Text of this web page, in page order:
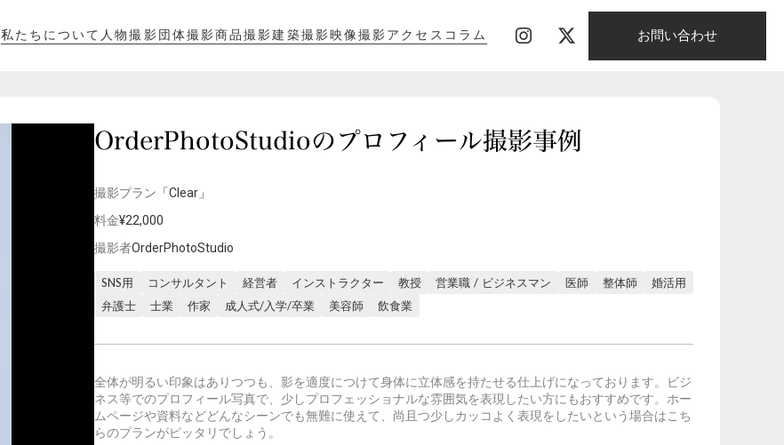
OrderPhotoStudioのプロフィール撮影事例
撮影プラン 「Clear」
料金¥22,000
撮影者OrderPhotoStudio
SNS用 コンサルタント 経営者 インストラクター 教授 営業職 / ビジネスマン 医師 整体師
婚活用
弁護士
士業 作家 成人式/入学/卒業 美容師 飲食業
全体が明るい印象はありつつも、影を適度につけて身体に立体感を持たせる仕上げになっております。ビジ
ネス等でのプロフィール写真で、少しプロフェッショナルな雰囲気を表現したい方にもおすすめです。ホー
ムページや資料などどんなシーンでも無難に使えて、尚且つ少しカッコよく表現をしたいという場合はこち
らのプランがピッタリでしょう。
私たちについて 人物撮影団体撮影商品撮影建築撮影映像撮影アクセス コラム お問い合わせ